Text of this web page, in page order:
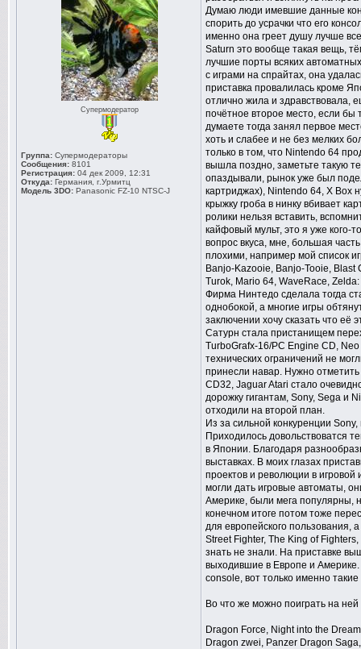
Супермодератор
Группа: Супермодераторы
Сообщения: 8101
Регистрация: 04 дек 2009, 12:31
Откуда: Германия, г.Урмитц
Модель 3DO: Panasonic FZ-10 NTSC-J
Думаю люди имевшие данные
спорить до усрачки что его
именно она греет душу лучше
Saturn это вообще такая вещь,
лучшие порты всяких
с играми на спрайтах, она
приставка провалилась кроме
отлично жила и здравствовала,
почётное второе место, если бы
думаете тогда занял первое
хоть и слабее и не без мелких
только в том, что Nintendo 64
вышла поздно, заметьте такую
опаздывали, рынок уже был
картриджах), Nintendo 64, X Box
крыжку гроба в нинку вбивает
ролики нельзя вставить,
кайфовый мульт, это я уже кого-
вопрос вкуса, мне, большая
плохими, например мой список
Banjo-Kazooie, Banjo-Tooie, Blast
Turok, Mario 64, WaveRace,
Фирма Нинтедо сделала тогда
однобокой, а многие игры
заключении хочу сказать что её
Сатурн стала пристанищем
TurboGrafx-16/PC Engine CD,
технических ограничений не
принесли навар. Нужно
CD32, Jaguar Atari стало
дорожку гигантам, Sony, Sega и
отходили на второй план.
Из за сильной конкуренции
Приходилось довольствоватся
в Японии. Благодаря
выставках. В моих глазах
проектов и революции в игровой
могли дать игровые автоматы,
Америке, были мега популярны,
конечном итоге потом тоже
для европейского пользования,
Street Fighter, The King of
знать не знали. На приставке
выходившие в Европе и Америке.
console, вот только именно
Во что же можно поиграть на ней
Dragon Force, Night into the
Dragon zwei, Panzer Dragon